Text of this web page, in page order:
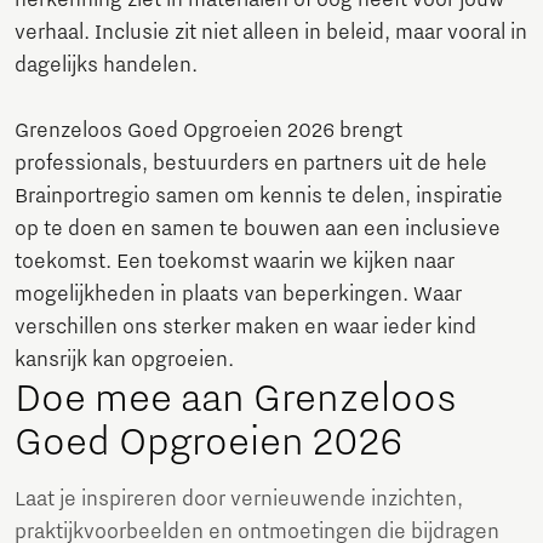
verhaal. Inclusie zit niet alleen in beleid, maar vooral in
dagelijks handelen.
Grenzeloos Goed Opgroeien 2026 brengt
professionals, bestuurders en partners uit de hele
Brainportregio samen om kennis te delen, inspiratie
op te doen en samen te bouwen aan een inclusieve
toekomst. Een toekomst waarin we kijken naar
mogelijkheden in plaats van beperkingen. Waar
verschillen ons sterker maken en waar ieder kind
kansrijk kan opgroeien.
Doe mee aan Grenzeloos
Goed Opgroeien 2026
Laat je inspireren door vernieuwende inzichten,
praktijkvoorbeelden en ontmoetingen die bijdragen